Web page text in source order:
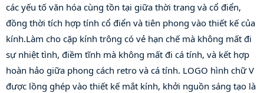
các yếu tố văn hóa cùng tồn tại giữa thời trang và cổ điển,
đồng thời tích hợp tính cổ điển và tiên phong vào thiết kế của
kính.Làm cho cặp kính trông có vẻ hạn chế mà không mất đi
sự nhiệt tình, điềm tĩnh mà không mất đi cá tính, và kết hợp
hoàn hảo giữa phong cách retro và cá tính. LOGO hình chữ V
được lồng ghép vào thiết kế mắt kính, khởi nguồn sáng tạo là